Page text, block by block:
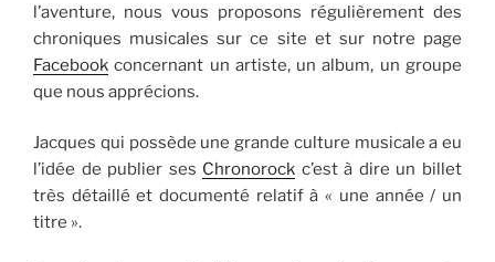
l’aventure, nous vous proposons régulièrement des
chroniques musicales sur ce site et sur notre page
Facebook concernant un artiste, un album, un groupe
que nous apprécions.
Jacques qui possède une grande culture musicale a eu
l’idée de publier ses Chronorock c’est à dire un billet
très détaillé et documenté relatif à « une année / un
titre ».